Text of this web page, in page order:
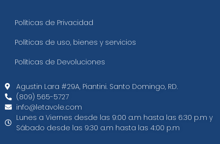
Políticas de Privacidad
Políticas de uso, bienes y servicios
Políticas de Devoluciones
Agustin Lara #29A, Piantini. Santo Domingo, RD.​
(809) 565-5727
info@letavole.com
Lunes a Viernes desde las 9:00 a.m hasta las 6:30 p.m y
Sábado desde las 9:30 a.m hasta las 4:00 p.m